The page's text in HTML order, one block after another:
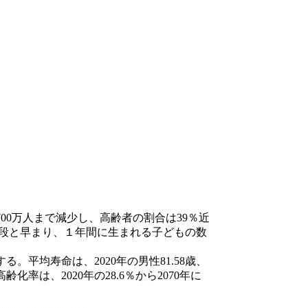
万人まで減少し、高齢者の割合は39％近
と早まり、１年間に生まれる子どもの数
。平均寿命は、2020年の男性81.58歳、
化率は、2020年の28.6％から2070年に